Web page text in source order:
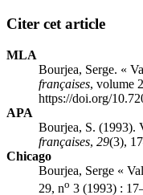
Citer cet article
MLA
Bourjea, Serge. «
françaises, volume
https://doi.org/
APA
Bourjea, S. (1993).
françaises, 29(3),
Chicago
Bourjea, Serge «
29, no 3 (1993) :